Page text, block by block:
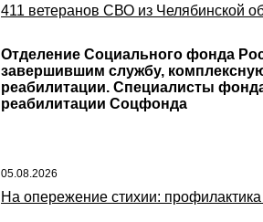
411 ветеранов СВО из Челябинской
Отделение Социального фонда
завершившим службу,
реабилитации. Специалисты
реабилитации Соцфонда
05.08.2026
На опережение стихии: